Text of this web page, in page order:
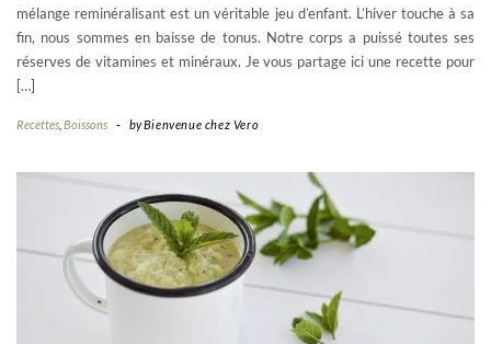
mélange reminéralisant est un véritable jeu d’enfant. L’hiver touche à sa
fin, nous sommes en baisse de tonus. Notre corps a puissé toutes ses
réserves de vitamines et minéraux. Je vous partage ici une recette pour
[…]
Recettes Boissons - byBienvenue chez Vero